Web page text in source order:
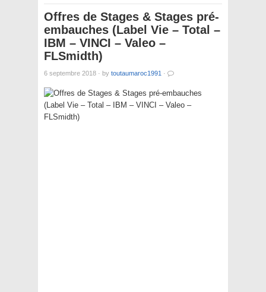
Offres de Stages & Stages pré-
embauches (Label Vie – Total –
IBM – VINCI – Valeo –
FLSmidth)
6 septembre 2018 · by toutaumaroc1991 ·